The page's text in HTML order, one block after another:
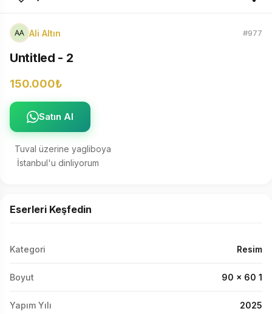
Ali Altın #977
Untitled - 2
150.000₺
Satın Al
Tuval üzerine yagliboya
İstanbul'u dinliyorum
Eserleri Keşfedin
Kategori Resim
Boyut 90 x 60 1
Yapım Yılı 2025